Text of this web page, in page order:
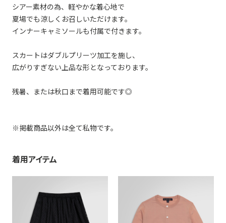
シアー素材の為、軽やかな着心地で
夏場でも涼しくお召しいただけます。
インナーキャミソールも付属で付きます。
スカートはダブルプリーツ加工を施し、
広がりすぎない上品な形となっております。
残暑、または秋口まで着用可能です◎
※掲載商品以外は全て私物です。
着用アイテム